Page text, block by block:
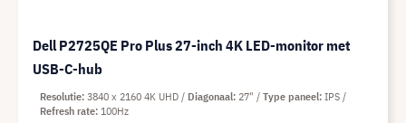
Dell P2725QE Pro Plus 27-inch 4K LED-monitor met
USB-C-hub
Resolutie 3840 x 2160 4K UHD Diagonaal 27" Type paneel IPS
Refresh rate 100Hz